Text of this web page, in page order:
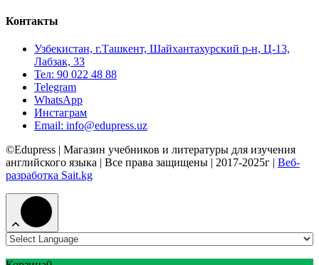
Контакты
Узбекистан, г.Ташкент, Шайхантахурский р-н, Ц-13,
Лабзак, 33
Тел: 90 022 48 88
Telegram
WhatsApp
Инстаграм
Email: info@edupress.uz
©Edupress | Магазин учебников и литературы для изучения
английского языка | Все права защищены | 2017-2025г | Веб-
разработка Sait.kg